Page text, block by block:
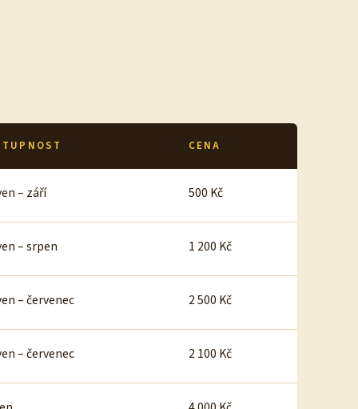
CENA
– září 500 Kč
– srpen 1 200 Kč
– červenec 2 500 Kč
– červenec 2 100 Kč